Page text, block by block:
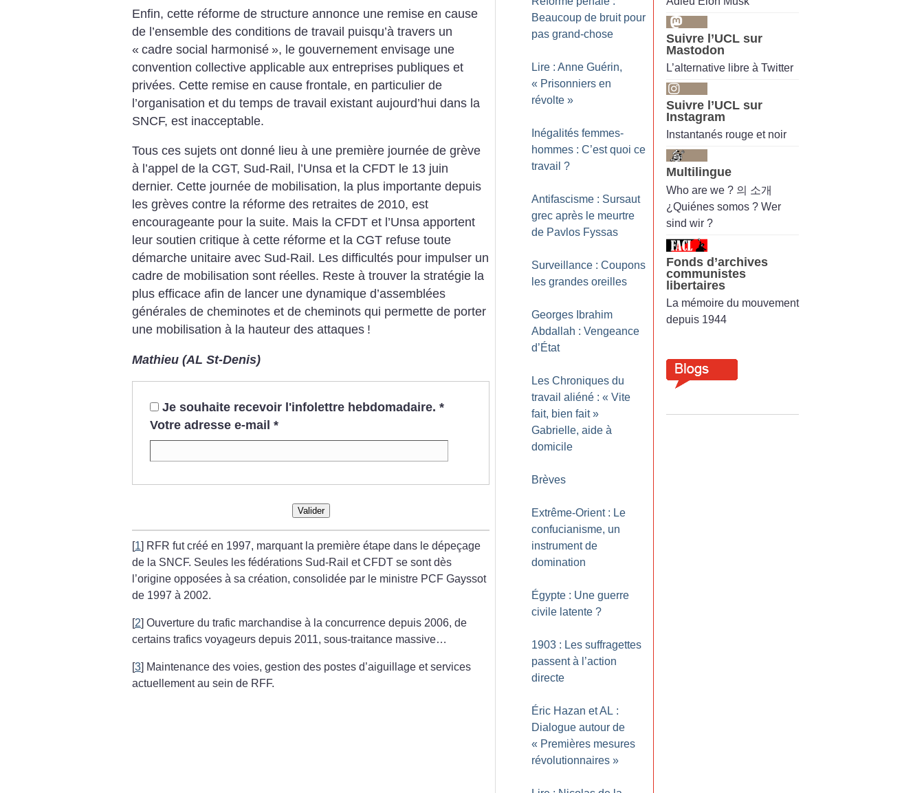
Enfin, cette réforme de structure annonce une remise en cause
de l’ensemble des conditions de travail puisqu’à travers un
« cadre social harmonisé », le gouvernement envisage une
convention collective applicable aux entreprises publiques et
privées. Cette remise en cause frontale, en particulier de
l’organisation et du temps de travail existant aujourd’hui dans la
SNCF, est inacceptable.
Tous ces sujets ont donné lieu à une première journée de grève
à l’appel de la CGT, Sud-Rail, l’Unsa et la CFDT le 13 juin
dernier. Cette journée de mobilisation, la plus importante depuis
les grèves contre la réforme des retraites de 2010, est
encourageante pour la suite. Mais la CFDT et l’Unsa apportent
leur soutien critique à cette réforme et la CGT refuse toute
démarche unitaire avec Sud-Rail. Les difficultés pour impulser un
cadre de mobilisation sont réelles. Reste à trouver la stratégie la
plus efficace afin de lancer une dynamique d’assemblées
générales de cheminotes et de cheminots qui permette de porter
une mobilisation à la hauteur des attaques !
Mathieu (AL St-Denis)
Je souhaite recevoir l'infolettre hebdomadaire. *
Votre adresse e-mail *
Valider
[1] RFR fut créé en 1997, marquant la première étape dans le dépeçage
de la SNCF. Seules les fédérations Sud-Rail et CFDT se sont dès
l’origine opposées à sa création, consolidée par le ministre PCF Gayssot
de 1997 à 2002.
[2] Ouverture du trafic marchandise à la concurrence depuis 2006, de
certains trafics voyageurs depuis 2011, sous-traitance massive…
[3] Maintenance des voies, gestion des postes d’aiguillage et services
actuellement au sein de RFF.
Beaucoup de bruit pour
pas grand-chose
Lire : Anne Guérin,
« Prisonniers en
révolte »
Inégalités femmes-
hommes : C’est quoi ce
travail ?
Antifascisme : Sursaut
grec après le meurtre
de Pavlos Fyssas
Surveillance : Coupons
les grandes oreilles
Georges Ibrahim
Abdallah : Vengeance
d’État
Les Chroniques du
travail aliéné : « Vite
fait, bien fait »
Gabrielle, aide à
domicile
Brèves
Extrême-Orient : Le
confucianisme, un
instrument de
domination
Égypte : Une guerre
civile latente ?
1903 : Les suffragettes
passent à l’action
directe
Éric Hazan et AL :
Dialogue autour de
« Premières mesures
révolutionnaires »
Suivre l’UCL sur
Mastodon
L’alternative libre à Twitter
Suivre l’UCL sur
Instagram
Instantanés rouge et noir
Multilingue
Who are we ? 의 소개
¿Quiénes somos ? Wer
sind wir ?
Fonds d’archives
communistes
libertaires
La mémoire du mouvement
depuis 1944